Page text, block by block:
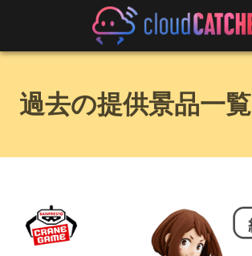
過去の提供景品一覧